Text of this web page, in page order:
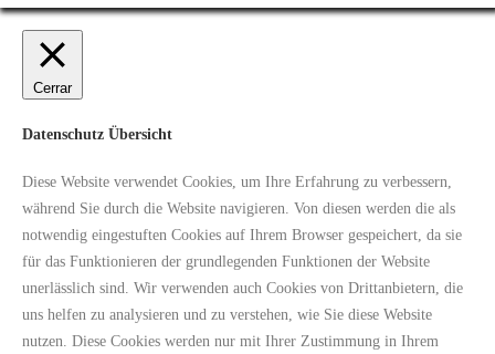
Cerrar
Datenschutz Übersicht
Diese Website verwendet Cookies, um Ihre Erfahrung zu verbessern,
während Sie durch die Website navigieren. Von diesen werden die als
notwendig eingestuften Cookies auf Ihrem Browser gespeichert, da sie
für das Funktionieren der grundlegenden Funktionen der Website
unerlässlich sind. Wir verwenden auch Cookies von Drittanbietern, die
uns helfen zu analysieren und zu verstehen, wie Sie diese Website
nutzen. Diese Cookies werden nur mit Ihrer Zustimmung in Ihrem